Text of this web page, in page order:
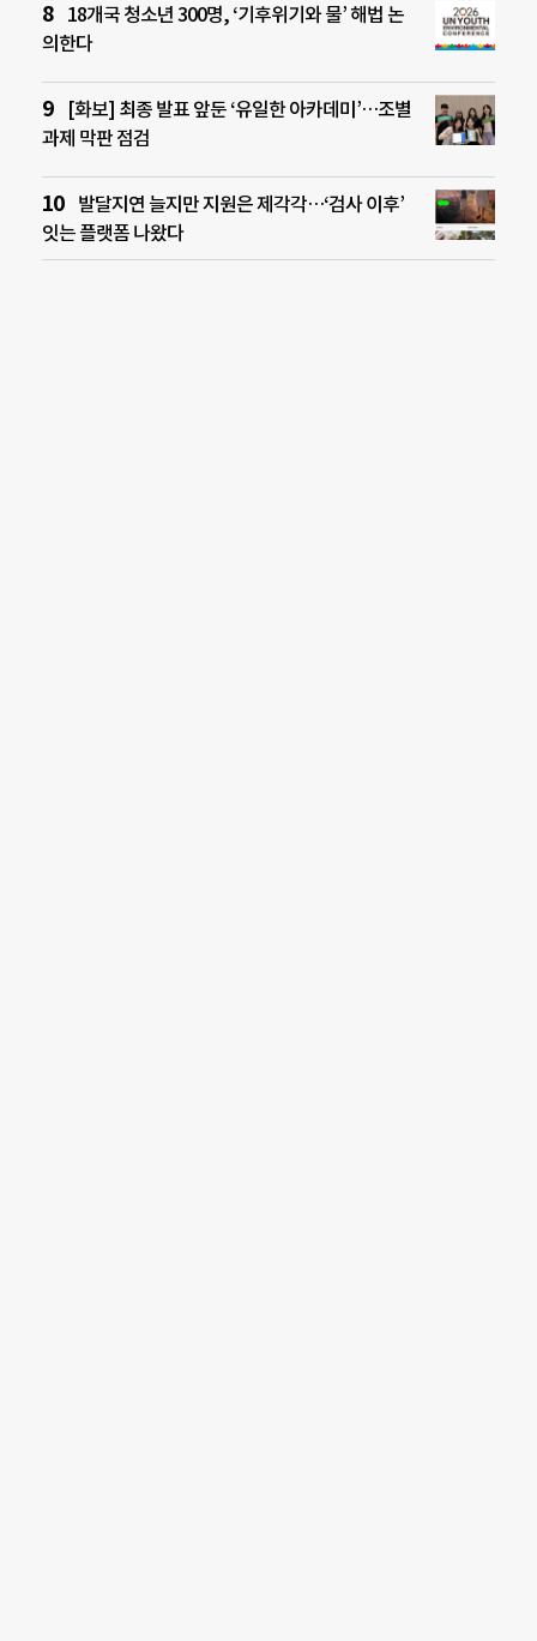
18개국 청소년 300명, ‘기후위기와 물’ 해법 논
의한다
[화보] 최종 발표 앞둔 ‘유일한 아카데미’…조별
과제 막판 점검
발달지연 늘지만 지원은 제각각…‘검사 이후’
잇는 플랫폼 나왔다